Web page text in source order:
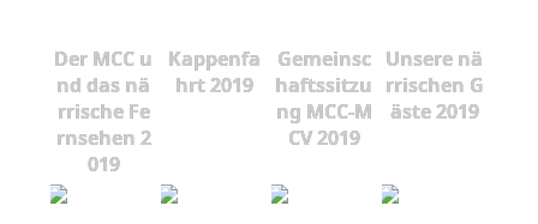
Der MCC u
nd das nä
rrische Fe
rnsehen 2
019
Kappenfa
hrt 2019
Gemeinsc
haftssitzu
ng MCC-M
CV 2019
Unsere nä
rrischen G
äste 2019